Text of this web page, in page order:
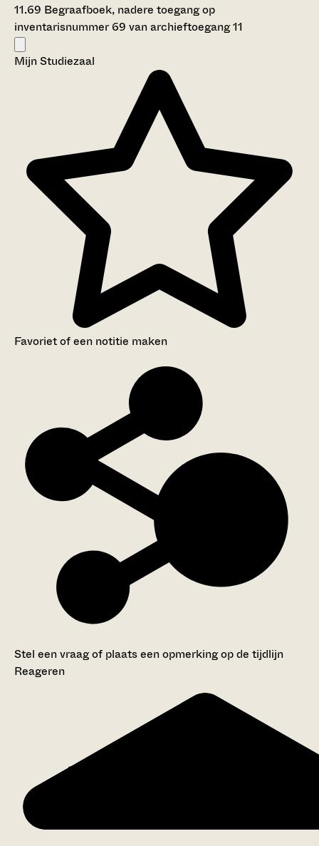
11.69 Begraafboek, nadere toegang op
inventarisnummer 69 van archieftoegang 11
Mijn Studiezaal
Favoriet of een notitie maken
Stel een vraag of plaats een opmerking op de tijdlijn
Reageren